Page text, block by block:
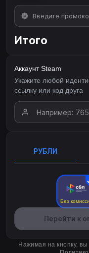
Итого
Аккаунт Steam
Укажите любой
ссылку или код друга
РУБЛИ
Без
Перейти к
Нажимая на кнопку, вы